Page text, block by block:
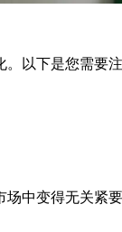
以下是您需要注
中变得无关紧